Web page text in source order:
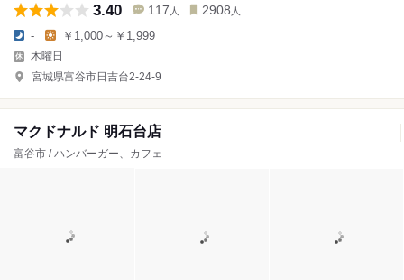
3.40 117 人 2908 人
- ￥1,000～￥1,999
木曜日
宮城県富谷市日吉台2-24-9
マクドナルド 明石台店
富谷市 / ハンバーガー、カフェ